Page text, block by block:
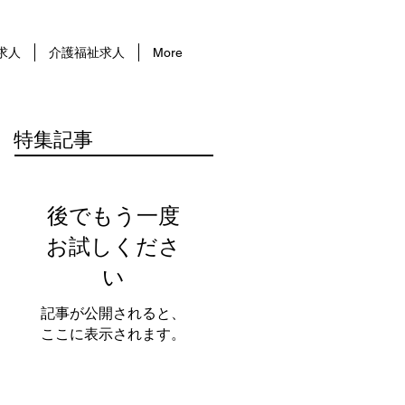
人 介護福祉求人 More
特集記事
後でもう一度
お試しくださ
い
記事が公開されると、
ここに表示されます。